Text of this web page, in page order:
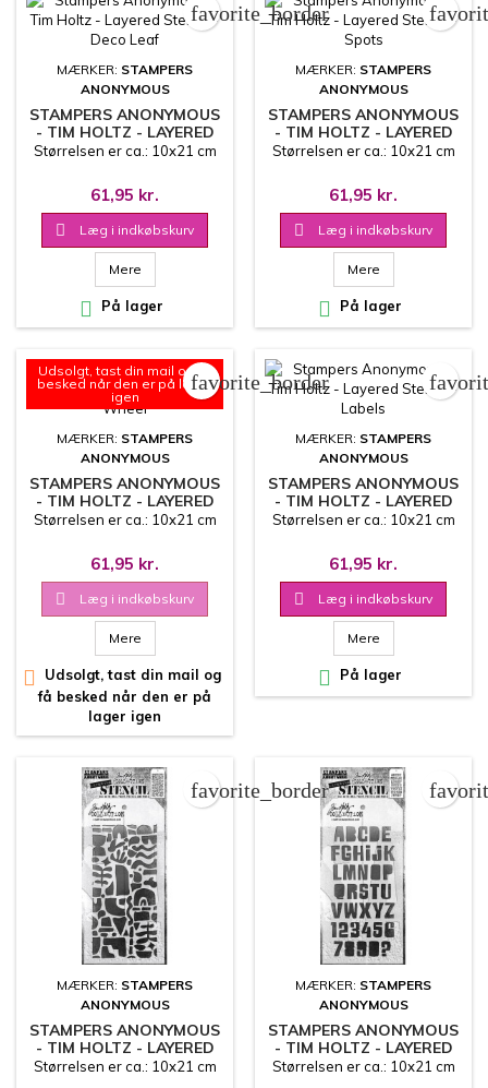
MÆRKER: STAMPERS
ANONYMOUS
STAMPERS ANONYMOUS
- TIM HOLTZ - LAYERED
STENCIL - DECO LEAF
Størrelsen er ca.: 10x21 cm
61,95 kr.
 Læg i indkøbskurv
Mere
 På lager
favorite_border
MÆRKER: STAMPERS
ANONYMOUS
STAMPERS ANONYMOUS
- TIM HOLTZ - LAYERED
STENCIL - SPOTS
Størrelsen er ca.: 10x21 cm
61,95 kr.
 Læg i indkøbskurv
Mere
 På lager
Udsolgt, tast din mail og få
besked når den er på lager
igen
MÆRKER: STAMPERS
ANONYMOUS
STAMPERS ANONYMOUS
- TIM HOLTZ - LAYERED
STENCIL - WHEEL
Størrelsen er ca.: 10x21 cm
61,95 kr.
 Læg i indkøbskurv
Mere

Udsolgt, tast din mail og
få besked når den er på
lager igen
favorite_border
MÆRKER: STAMPERS
ANONYMOUS
STAMPERS ANONYMOUS
- TIM HOLTZ - LAYERED
STENCIL - LABELS
Størrelsen er ca.: 10x21 cm
61,95 kr.
 Læg i indkøbskurv
Mere
 På lager
MÆRKER: STAMPERS
ANONYMOUS
STAMPERS ANONYMOUS
- TIM HOLTZ - LAYERED
STENCIL - CUTOUT
Størrelsen er ca.: 10x21 cm
favorite_border
MÆRKER: STAMPERS
ANONYMOUS
STAMPERS ANONYMOUS
- TIM HOLTZ - LAYERED
STENCIL - CUTOUT
Størrelsen er ca.: 10x21 cm